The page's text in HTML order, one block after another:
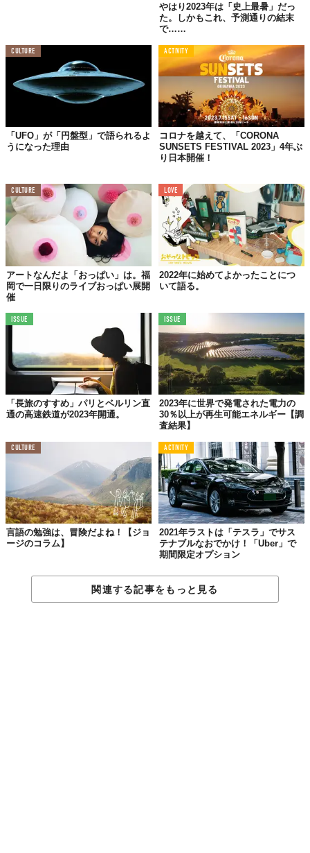
TABI LABO
この世界は、もっと広いはずだ。
やはり2023年は「史上最暑」だっ
た。しかもこれ、予測通りの結末
で……
CULTURE
「UFO」が「円盤型」で語られるよ
うになった理由
ACTIVITY
コロナを越えて、「CORONA
SUNSETS FESTIVAL 2023」4年ぶ
り日本開催！
CULTURE
アートなんだよ「おっぱい」は。福
岡で一日限りのライブおっぱい展開
催
LOVE
2022年に始めてよかったことにつ
いて語る。
ISSUE
「長旅のすすめ」パリとベルリン直
通の高速鉄道が2023年開通。
ISSUE
2023年に世界で発電された電力の
30％以上が再生可能エネルギー【調
査結果】
CULTURE
言語の勉強は、冒険だよね！【ジョ
ージのコラム】
ACTIVITY
2021年ラストは「テスラ」でサス
テナブルなおでかけ！「Uber」で
期間限定オプション
関連する記事をもっと見る